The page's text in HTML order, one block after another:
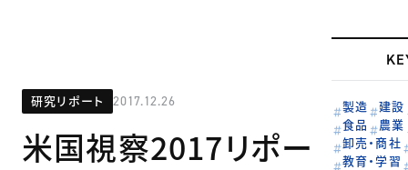
研究リポート 2017.12.26
米国視察2017リポー
製造
建設
食品
農業
卸売・商社
教育・学習